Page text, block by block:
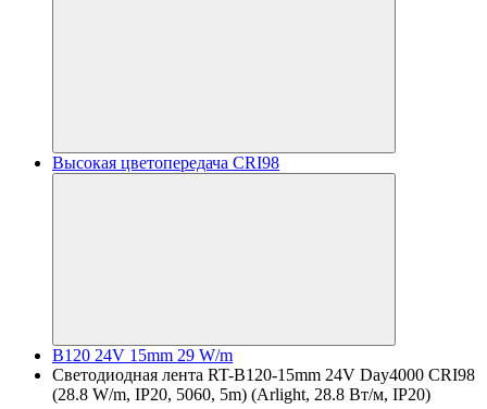
Высокая цветопередача CRI98
B120 24V 15mm 29 W/m
Светодиодная лента RT-B120-15mm 24V Day4000 CRI98
(28.8 W/m, IP20, 5060, 5m) (Arlight, 28.8 Вт/м, IP20)